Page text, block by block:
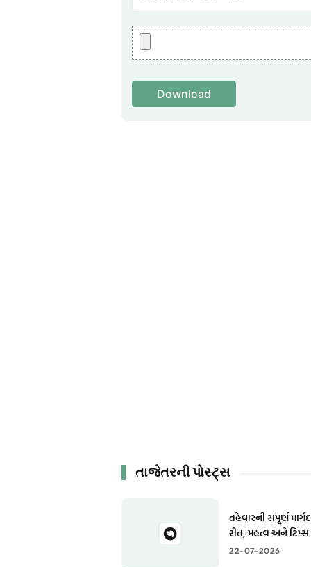
Download
તાજેતરની પોસ્ટ્સ
તહેવારની સંપૂર્ણ
રીત, મહત્વ અને ટિપ્સ
22-07-2026